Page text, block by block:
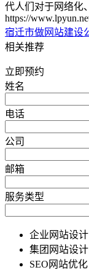
代人们对于网络化
https://
宿迁市做网站建设
相关推荐
立即预约
姓名
电话
公司
邮箱
服务类型
企业网站设计
集团网站设计
SEO网站优化